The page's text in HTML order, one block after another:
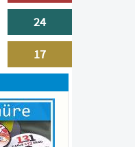
24
17